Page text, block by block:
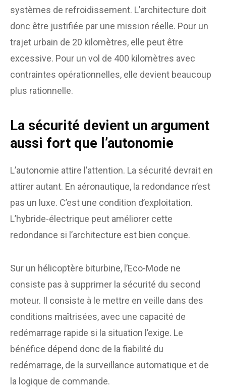
systèmes de refroidissement. L’architecture doit
donc être justifiée par une mission réelle. Pour un
trajet urbain de 20 kilomètres, elle peut être
excessive. Pour un vol de 400 kilomètres avec
contraintes opérationnelles, elle devient beaucoup
plus rationnelle.
La sécurité devient un argument
aussi fort que l’autonomie
L’autonomie attire l’attention. La sécurité devrait en
attirer autant. En aéronautique, la redondance n’est
pas un luxe. C’est une condition d’exploitation.
L’hybride-électrique peut améliorer cette
redondance si l’architecture est bien conçue.
Sur un hélicoptère biturbine, l’Eco-Mode ne
consiste pas à supprimer la sécurité du second
moteur. Il consiste à le mettre en veille dans des
conditions maîtrisées, avec une capacité de
redémarrage rapide si la situation l’exige. Le
bénéfice dépend donc de la fiabilité du
redémarrage, de la surveillance automatique et de
la logique de commande.